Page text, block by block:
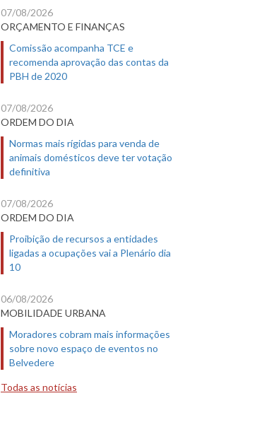
07/08/2026
ORÇAMENTO E FINANÇAS
Comissão acompanha TCE e
recomenda aprovação das contas da
PBH de 2020
07/08/2026
ORDEM DO DIA
Normas mais rígidas para venda de
animais domésticos deve ter votação
definitiva
07/08/2026
ORDEM DO DIA
Proibição de recursos a entidades
ligadas a ocupações vai a Plenário dia
10
06/08/2026
MOBILIDADE URBANA
Moradores cobram mais informações
sobre novo espaço de eventos no
Belvedere
Todas as notícias